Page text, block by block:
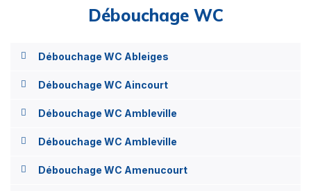
Débouchage WC
Débouchage WC Ableiges
Débouchage WC Aincourt
Débouchage WC Ambleville
Débouchage WC Ambleville
Débouchage WC Amenucourt